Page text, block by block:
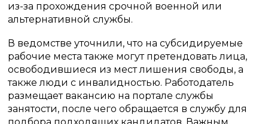
из-за прохождения срочной военной или
альтернативной службы.
В ведомстве уточнили, что на субсидируемые
рабочие места также могут претендовать лица,
освободившиеся из мест лишения свободы, а
также люди с инвалидностью. Работодатель
размещает вакансию на портале службы
занятости, после чего обращается в службу для